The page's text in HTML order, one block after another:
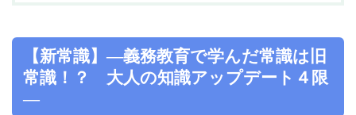
【新常識】―義務教育で学んだ常識は旧
常識！？ 大人の知識アップデート４限
―